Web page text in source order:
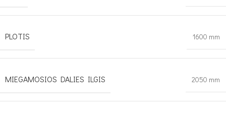
PLOTIS 1600 mm
MIEGAMOSIOS DALIES ILGIS 2050 mm